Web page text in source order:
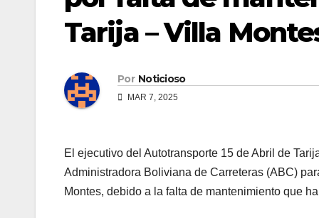
Tarija – Villa
Por Noticioso
MAR 7, 2025
El ejecutivo del Autotransporte 15 de Abril de
Administradora Boliviana de Carreteras (ABC)
Montes, debido a la falta de mantenimiento que